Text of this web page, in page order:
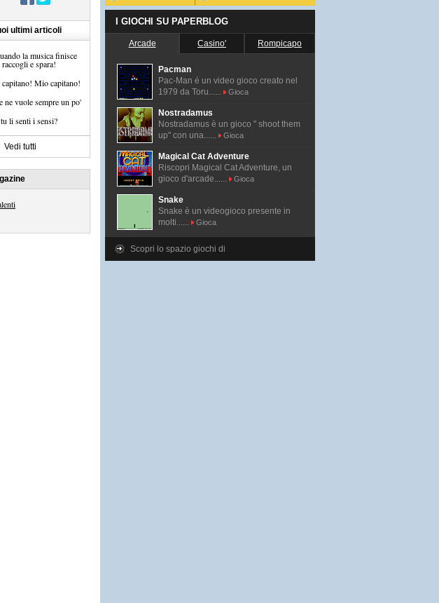
ultimi articoli
la musica finisce
raccogli e spara!
Mio capitano!
ne vuole sempre un po'
li senti i sensi?
Vedi tutti
I GIOCHI SU PAPERBLOG
Arcade Casino' Rompicapo
Pacman
Pac-Man é un video gioco creato nel
1979 da Toru......
Gioca
Nostradamus
Nostradamus è un gioco " shoot them
up" con una......
Gioca
Magical Cat Adventure
Riscopri Magical Cat Adventure, un
gioco d'arcade......
Gioca
Snake
Snake è un videogioco presente in
molti......
Gioca
Scopri lo spazio giochi di